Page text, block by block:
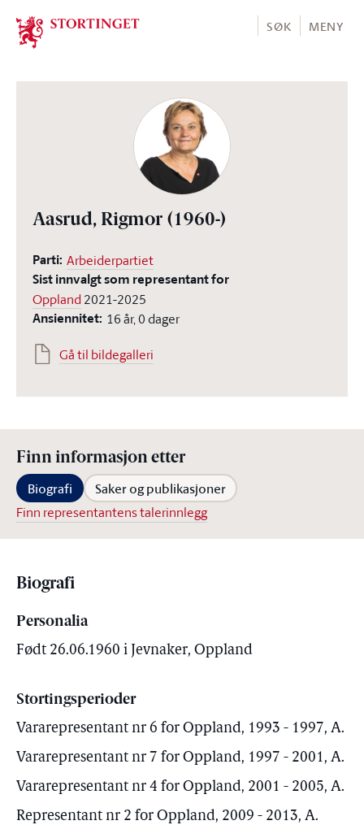
Stortinget.no
SØK MENY
Aasrud, Rigmor (1960-)
Parti: Arbeiderpartiet
Sist innvalgt som representant for
Oppland 2021-2025
Ansiennitet: 16 år, 0 dager
Gå til bildegalleri
Finn informasjon etter
Biografi Saker og publikasjoner
Finn representantens talerinnlegg
Biografi
Personalia
Født 26.06.1960 i Jevnaker, Oppland
Stortingsperioder
Vararepresentant nr 6 for Oppland, 1993 - 1997, A.
Vararepresentant nr 7 for Oppland, 1997 - 2001, A.
Vararepresentant nr 4 for Oppland, 2001 - 2005, A.
Representant nr 2 for Oppland, 2009 - 2013, A.